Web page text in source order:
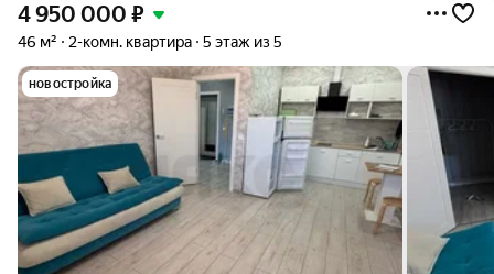
4 950 000 ₽
46 м² 2-комн. квартира 5 этаж из 5
новостройка